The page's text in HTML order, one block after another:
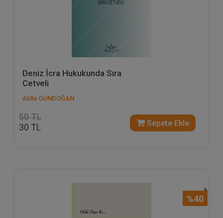
Deniz İcra Hukukunda Sıra
Cetveli
Atilla GÜNDOĞAN
50 TL
30 TL Sepete Ekle
%40